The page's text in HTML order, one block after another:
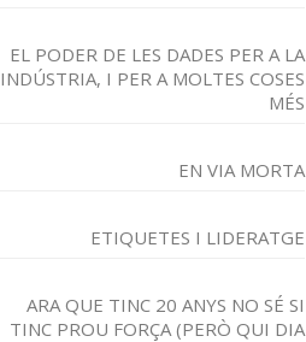
EL PODER DE LES DADES PER A LA
INDÚSTRIA, I PER A MOLTES COSES
MÉS
EN VIA MORTA
ETIQUETES I LIDERATGE
ARA QUE TINC 20 ANYS NO SÉ SI
TINC PROU FORÇA (PERÒ QUI DIA